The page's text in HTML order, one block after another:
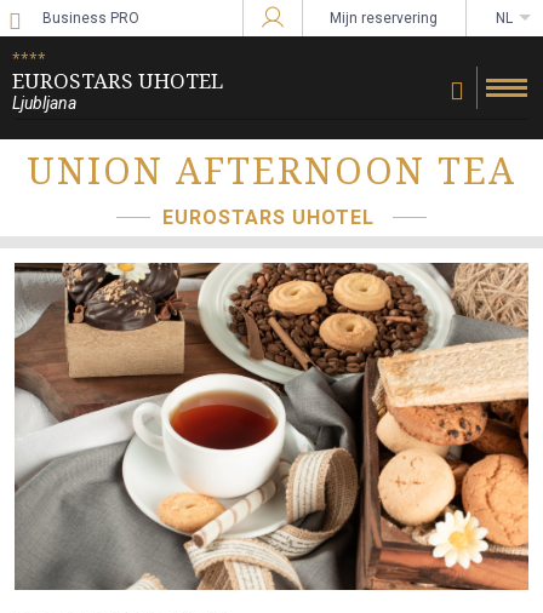
Business PRO
Inloggen bij Star Traveler of Corporate
Mijn reservering NL
****
EUROSTARS UHOTEL
Ljubljana
UNION AFTERNOON TEA
EUROSTARS UHOTEL